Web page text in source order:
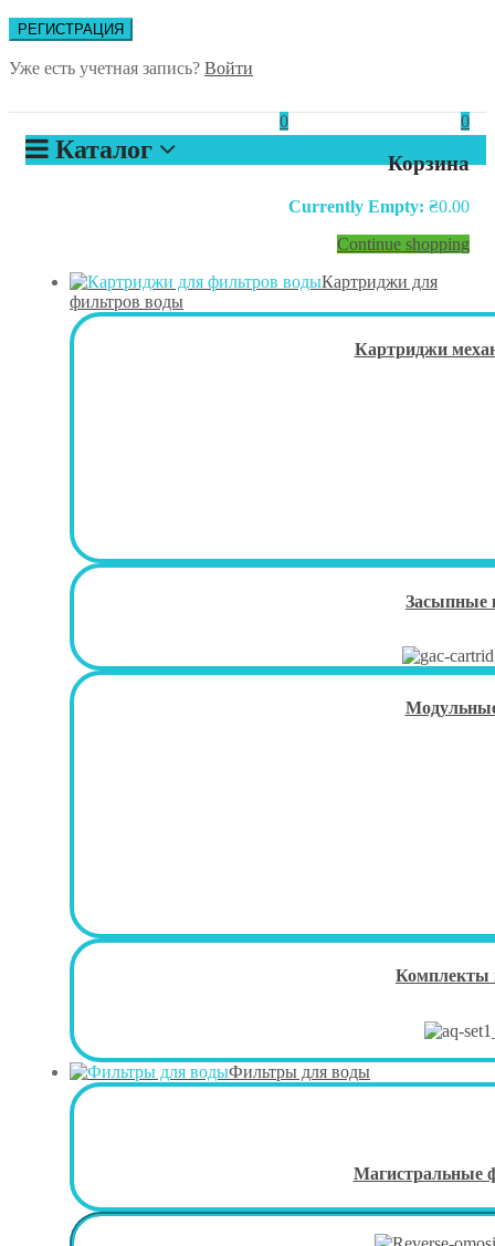
РЕГИСТРАЦИЯ
Уже есть учетная запись? Войти
0
Корзина
Currently Empty: ₴0.00
Continue shopping
0
Каталог
Картриджи для
фильтров воды
Картриджи
Засыпные
Комплекты
Фильтры для воды
Магистральные